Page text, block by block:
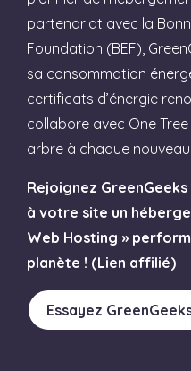
partenariat avec la
Foundation (BEF),
sa consommation
certificats d’énergie
collabore avec One
arbre à chaque
Rejoignez
à votre site un
Web Hosting »
planète ! (Lien affilié)
Essayez